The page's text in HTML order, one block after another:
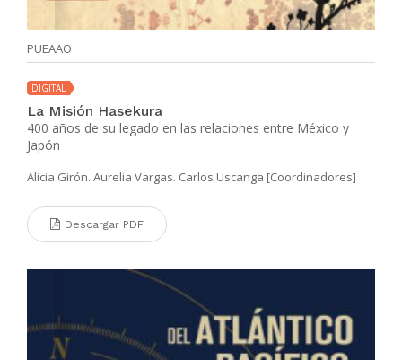
PUEAAO
DIGITAL
La Misión Hasekura
400 años de su legado en las relaciones entre México y
Japón
Alicia Girón. Aurelia Vargas. Carlos Uscanga [Coordinadores]
Descargar PDF